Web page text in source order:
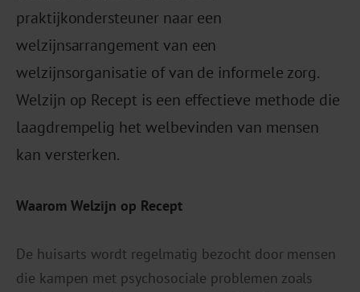
praktijkondersteuner naar een
welzijnsarrangement van een
welzijnsorganisatie of van de informele zorg.
Welzijn op Recept is een effectieve methode die
laagdrempelig het welbevinden van mensen
kan versterken.
Waarom Welzijn op Recept
De huisarts wordt regelmatig bezocht door mensen
die kampen met psychosociale problemen zoals